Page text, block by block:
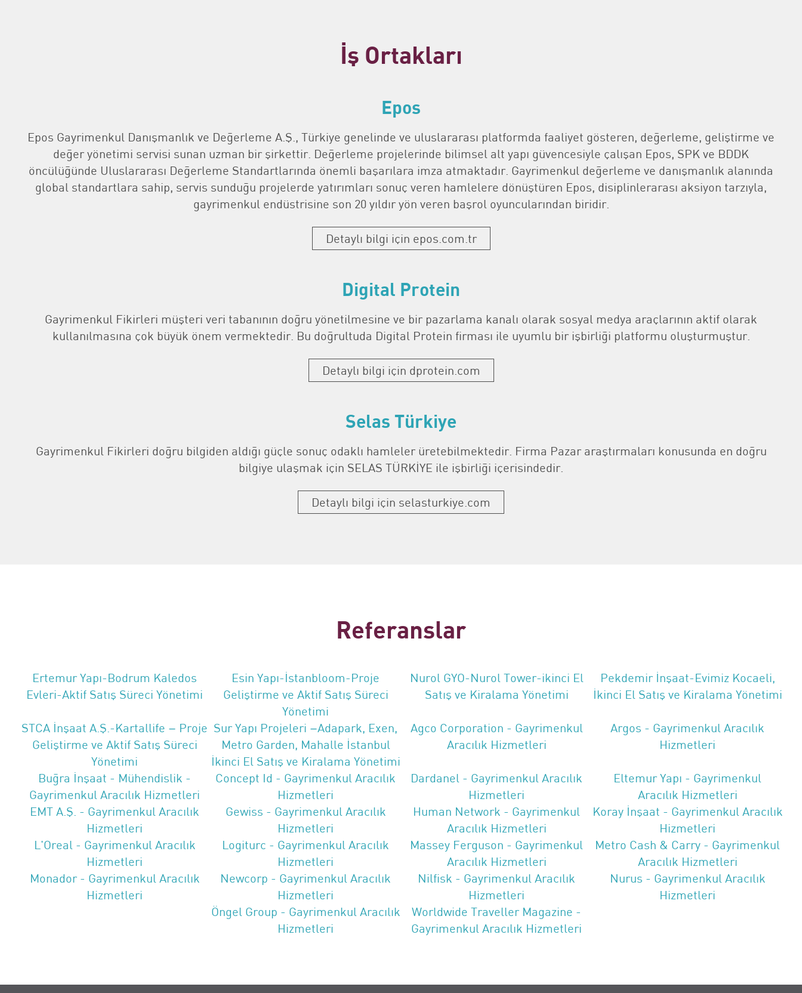
İş Ortakları
Epos
Epos Gayrimenkul Danışmanlık ve Değerleme A.Ş., Türkiye genelinde ve uluslararası platformda faaliyet gösteren, değerleme, geliştirme ve
değer yönetimi servisi sunan uzman bir şirkettir. Değerleme projelerinde bilimsel alt yapı güvencesiyle çalışan Epos, SPK ve BDDK
öncülüğünde Uluslararası Değerleme Standartlarında önemli başarılara imza atmaktadır. Gayrimenkul değerleme ve danışmanlık alanında
global standartlara sahip, servis sunduğu projelerde yatırımları sonuç veren hamlelere dönüştüren Epos, disiplinlerarası aksiyon tarzıyla,
gayrimenkul endüstrisine son 20 yıldır yön veren başrol oyuncularından biridir.
Detaylı bilgi için epos.com.tr
Digital Protein
Gayrimenkul Fikirleri müşteri veri tabanının doğru yönetilmesine ve bir pazarlama kanalı olarak sosyal medya araçlarının aktif olarak
kullanılmasına çok büyük önem vermektedir. Bu doğrultuda Digital Protein firması ile uyumlu bir işbirliği platformu oluşturmuştur.
Detaylı bilgi için dprotein.com
Selas Türkiye
Gayrimenkul Fikirleri doğru bilgiden aldığı güçle sonuç odaklı hamleler üretebilmektedir. Firma Pazar araştırmaları konusunda en doğru
bilgiye ulaşmak için SELAS TÜRKİYE ile işbirliği içerisindedir.
Detaylı bilgi için selasturkiye.com
Referanslar
Ertemur Yapı-Bodrum Kaledos
Evleri-Aktif Satış Süreci Yönetimi
Esin Yapı-İstanbloom-Proje
Geliştirme ve Aktif Satış Süreci
Yönetimi
Nurol GYO-Nurol Tower-ikinci El
Satış ve Kiralama Yönetimi
Pekdemir İnşaat-Evimiz Kocaeli,
İkinci El Satış ve Kiralama Yönetimi
STCA İnşaat A.Ş.-Kartallife – Proje
Geliştirme ve Aktif Satış Süreci
Yönetimi
Sur Yapı Projeleri –Adapark, Exen,
Metro Garden, Mahalle İstanbul
İkinci El Satış ve Kiralama Yönetimi
Agco Corporation - Gayrimenkul
Aracılık Hizmetleri
Argos - Gayrimenkul Aracılık
Hizmetleri
Buğra İnşaat - Mühendislik -
Gayrimenkul Aracılık Hizmetleri
Concept Id - Gayrimenkul Aracılık
Hizmetleri
Dardanel - Gayrimenkul Aracılık
Hizmetleri
Eltemur Yapı - Gayrimenkul
Aracılık Hizmetleri
EMT A.Ş. - Gayrimenkul Aracılık
Hizmetleri
Gewiss - Gayrimenkul Aracılık
Hizmetleri
Human Network - Gayrimenkul
Aracılık Hizmetleri
Koray İnşaat - Gayrimenkul Aracılık
Hizmetleri
L'Oreal - Gayrimenkul Aracılık
Hizmetleri
Logiturc - Gayrimenkul Aracılık
Hizmetleri
Massey Ferguson - Gayrimenkul
Aracılık Hizmetleri
Metro Cash & Carry - Gayrimenkul
Aracılık Hizmetleri
Monador - Gayrimenkul Aracılık
Hizmetleri
Newcorp - Gayrimenkul Aracılık
Hizmetleri
Nilfisk - Gayrimenkul Aracılık
Hizmetleri
Nurus - Gayrimenkul Aracılık
Hizmetleri
Öngel Group - Gayrimenkul Aracılık
Hizmetleri
Worldwide Traveller Magazine -
Gayrimenkul Aracılık Hizmetleri